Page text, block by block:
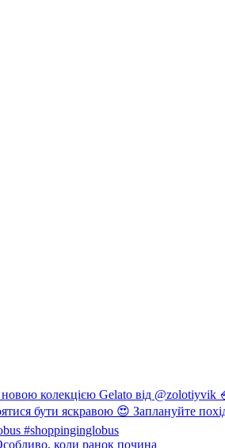
коли ранок почина